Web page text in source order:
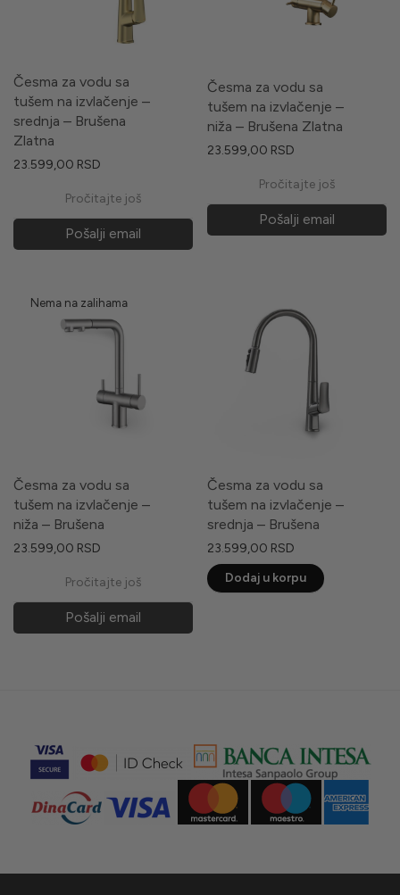
Česma za vodu sa
tušem na izvlačenje –
srednja – Brušena
Zlatna
23.599,00 RSD
Pročitajte još
Pošalji email
Česma za vodu sa
tušem na izvlačenje –
niža – Brušena Zlatna
23.599,00 RSD
Pročitajte još
Pošalji email
Česma za vodu sa
tušem na izvlačenje –
niža – Brušena
23.599,00 RSD
Pročitajte još
Pošalji email
Česma za vodu sa
tušem na izvlačenje –
srednja – Brušena
23.599,00 RSD
Dodaj u korpu